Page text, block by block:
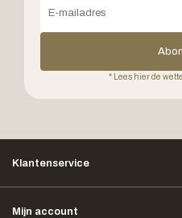
* Lees hier de
Klantenservice
Mijn account